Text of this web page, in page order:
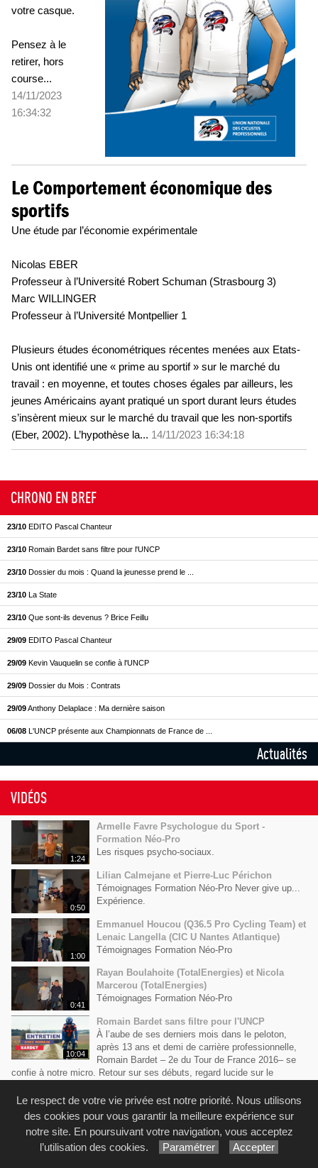
votre casque.
Pensez à le
retirer, hors
course...
14/11/2023
16:34:32
Le Comportement économique des
sportifs
Une étude par l’économie expérimentale
Nicolas EBER
Professeur à l’Université Robert Schuman (Strasbourg 3)
Marc WILLINGER
Professeur à l’Université Montpellier 1
Plusieurs études économétriques récentes menées aux Etats-
Unis ont identifié une « prime au sportif » sur le marché du
travail : en moyenne, et toutes choses égales par ailleurs, les
jeunes Américains ayant pratiqué un sport durant leurs études
s’insèrent mieux sur le marché du travail que les non-sportifs
(Eber, 2002). L’hypothèse la... 14/11/2023 16:34:18
CHRONO EN BREF
23/10 EDITO Pascal Chanteur
23/10 Romain Bardet sans filtre pour l'UNCP
23/10 Dossier du mois : Quand la jeunesse prend le ...
23/10 La State
23/10 Que sont-ils devenus ? Brice Feillu
29/09 EDITO Pascal Chanteur
29/09 Kevin Vauquelin se confie à l'UNCP
29/09 Dossier du Mois : Contrats
29/09Anthony Delaplace : Ma dernière saison
06/08 L'UNCP présente aux Championnats de France de ...
Actualités
VIDÉOS
1:24
Armelle Favre Psychologue du Sport -
Formation Néo-Pro
Les risques psycho-sociaux.
0:50
Lilian Calmejane et Pierre-Luc Périchon
Témoignages Formation Néo-Pro Never give up...
Expérience.
1:00
Emmanuel Houcou (Q36.5 Pro Cycling Team) et
Lenaic Langella (CIC U Nantes Atlantique)
Témoignages Formation Néo-Pro
0:41
Rayan Boulahoite (TotalEnergies) et Nicola
Marcerou (TotalEnergies)
Témoignages Formation Néo-Pro
10:04
Romain Bardet sans filtre pour l'UNCP
À l’aube de ses derniers mois dans le peloton,
après 13 ans et demi de carrière professionnelle,
Romain Bardet – 2e du Tour de France 2016– se
confie à notre micro. Retour sur ses débuts, regard lucide sur le
17:08
Kevin VAUQUELIN se confie à l'UNCP
Un destin, une passion, une voix : Kevin
Vauquelin, la nouvelle génération du cyclisme.
Tout a commencé par un simple vélo (et cela
aurait pu être un arc et des flèches) … Aujourd’hui, Kevin Vauquelin
Le respect de votre vie privée est notre priorité. Nous utilisons
des cookies pour vous garantir la meilleure expérience sur
notre site. En poursuivant votre navigation, vous acceptez
l’utilisation des cookies.
Paramétrer Accepter